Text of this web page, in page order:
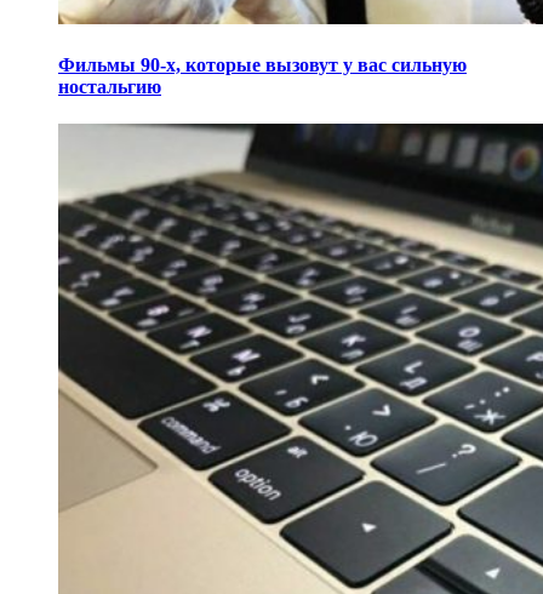
Фильмы 90-х, которые вызовут у вас сильную
ностальгию